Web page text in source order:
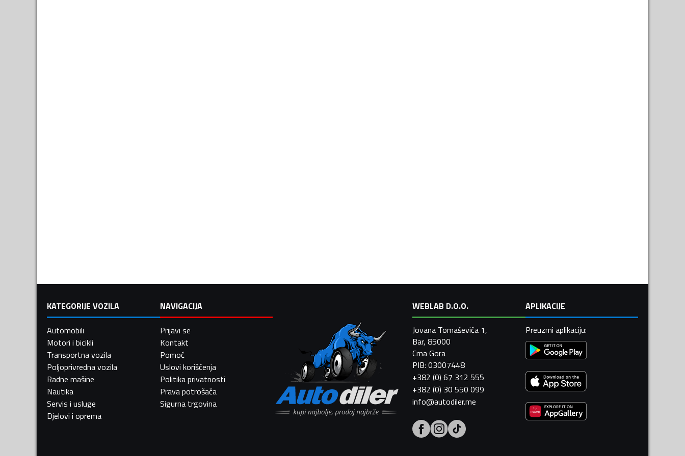
KATEGORIJE VOZILA
Automobili
Motori i bicikli
Transportna vozila
Poljoprivredna vozila
Radne mašine
Nautika
Servis i usluge
Djelovi i oprema
NAVIGACIJA
Prijavi se
Kontakt
Pomoć
Uslovi korišćenja
Politika privatnosti
Prava potrošača
Sigurna trgovina
WEBLAB D.O.O.
Jovana Tomaševića 1,
Bar, 85000
Crna Gora
PIB: 03007448
+382 (0) 67 312 555
+382 (0) 30 550 099
info@autodiler.me
APLIKACIJE
Preuzmi aplikaciju: